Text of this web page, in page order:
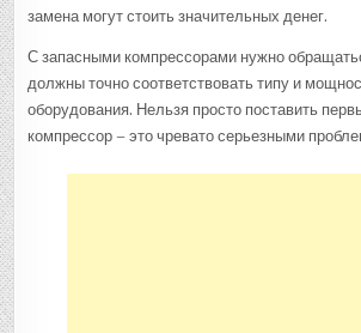
замена могут стоить значительных денег.
С запасными компрессорами нужно
должны точно соответствовать типу и
оборудования. Нельзя просто поставить
компрессор – это чревато серьезными